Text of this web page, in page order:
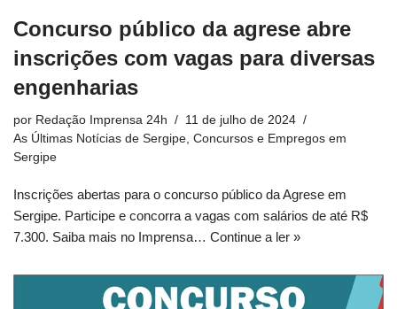
Concurso público da agrese abre
inscrições com vagas para diversas
engenharias
por Redação Imprensa 24h
11 de julho de 2024
As Últimas Notícias de Sergipe Concursos e Empregos em
Sergipe
Inscrições abertas para o concurso público da Agrese em
Sergipe. Participe e concorra a vagas com salários de até R$
7.300. Saiba mais no Imprensa… Continue a ler »